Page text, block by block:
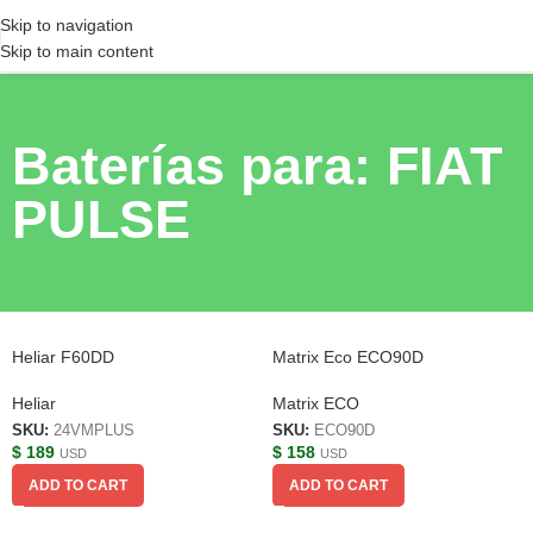
Skip to navigation
Skip to main content
Baterías para: FIAT
PULSE
Heliar F60DD
Heliar
SKU: 24VMPLUS
$ 189 USD
ADD TO CART
Matrix Eco ECO90D
Matrix ECO
SKU: ECO90D
$ 158 USD
ADD TO CART